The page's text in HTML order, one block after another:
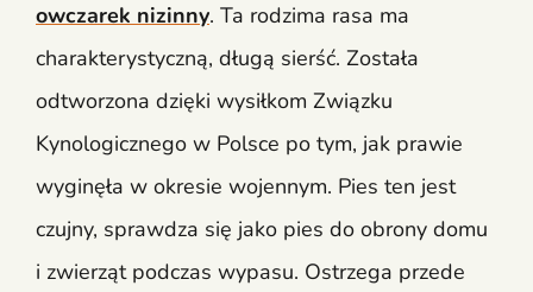
owczarek nizinny. Ta rodzima rasa ma
charakterystyczną, długą sierść. Została
odtworzona dzięki wysiłkom Związku
Kynologicznego w Polsce po tym, jak prawie
wyginęła w okresie wojennym. Pies ten jest
czujny, sprawdza się jako pies do obrony domu
i zwierząt podczas wypasu. Ostrzega przede